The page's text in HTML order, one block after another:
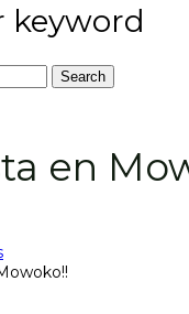
keyword
Search
en